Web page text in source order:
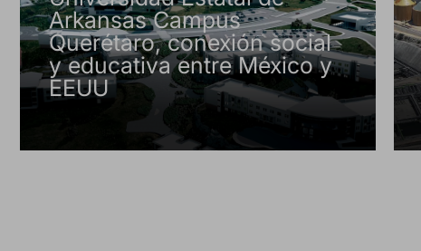
Arkansas Campus
Querétaro, conexión social
y educativa entre México y
EEUU